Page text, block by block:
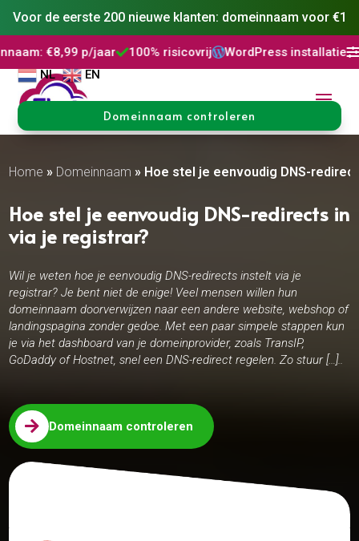
Voor de eerste 200 nieuwe klanten: domeinnaam voor €1
p/jaar 100% risicovrijWordPress installatieDNS Beheer
NL EN
Domeinnaam controleren
Home » Domeinnaam » Hoe stel je eenvoudig DNS-
Hoe stel je eenvoudig DNS-redirects in
via je registrar?
Wil je weten hoe je eenvoudig DNS-redirects instelt via je
registrar? Je bent niet de enige! Veel mensen willen hun
domeinnaam doorverwijzen naar een andere website, webshop of
landingspagina zonder gedoe. Met een paar simpele stappen kun
je via het dashboard van je domeinprovider, zoals TransIP,
GoDaddy of Hostnet, snel een DNS-redirect regelen. Zo stuur […]..
 Domeinnaam controleren